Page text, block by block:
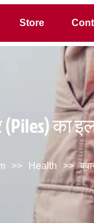
Store
(Piles) का
>> Health >>